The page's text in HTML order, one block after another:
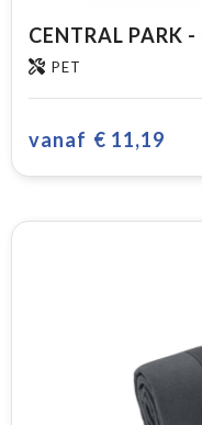
PET
vanaf € 11,19